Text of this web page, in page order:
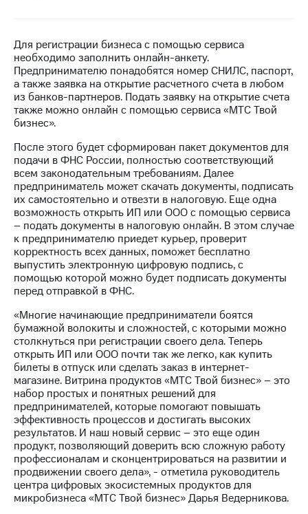
Контакты
Новости
в
регионе
Корпоративное
управление
Корпоративный
секретарь
Раскрытие
информации
Информация
акционерам
Документы
ПАО
"МТС"
акционеров
Личный
кабинет
акционера
Акционерный
капитал
Контроль
и
аудит
Рынок
акций
Описание
Программа
приобретения
Для регистрации бизнеса с помощью сервиса
необходимо заполнить онлайн-анкету.
Предпринимателю понадобятся номер СНИЛС, паспорт,
а также заявка на открытие расчетного счета в любом
из банков-партнеров. Подать заявку на открытие счета
также можно онлайн с помощью сервиса «МТС Твой
бизнес».
После этого будет сформирован пакет документов для
подачи в ФНС России, полностью соответствующий
всем законодательным требованиям. Далее
предприниматель может скачать документы, подписать
их самостоятельно и отвезти в налоговую. Еще одна
возможность открыть ИП или ООО с помощью сервиса
– подать документы в налоговую онлайн. В этом случае
к предпринимателю приедет курьер, проверит
корректность всех данных, поможет бесплатно
выпустить электронную цифровую подпись, с
помощью которой можно будет подписать документы
перед отправкой в ФНС.
«Многие начинающие предприниматели боятся
бумажной волокиты и сложностей, с которыми можно
столкнуться при регистрации своего дела. Теперь
открыть ИП или ООО почти так же легко, как купить
билеты в отпуск или сделать заказ в интернет-
магазине. Витрина продуктов «МТС Твой бизнес» – это
набор простых и понятных решений для
предпринимателей, которые помогают повышать
эффективность процессов и достигать высоких
результатов. И наш новый сервис – это еще один
продукт, позволяющий доверить всю сложную работу
профессионалам и сконцентрироваться на развитии и
продвижении своего дела», - отметила руководитель
центра цифровых экосистемных продуктов для
микробизнеса «МТС Твой бизнес» Дарья Ведерникова.